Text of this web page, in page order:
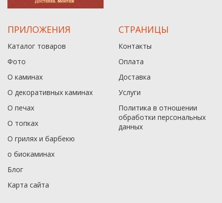
ПРИЛОЖЕНИЯ
Каталог товаров
Фото
О каминах
О декоративных каминах
О печах
О топках
О грилях и барбекю
о биокаминах
Блог
Карта сайта
СТРАНИЦЫ
Контакты
Оплата
Доставка
Услуги
Политика в отношении
обработки персональных
данныx